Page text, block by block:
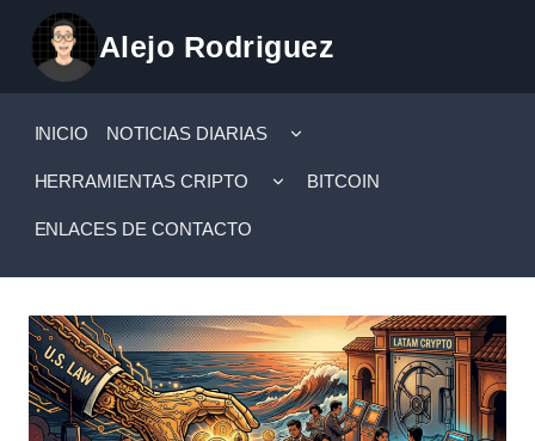
contenido
Alejo Rodriguez
INICIO NOTICIAS DIARIAS
ALTERNAR
HERRAMIENTAS CRIPTO
ALTERNAR
MENÚ
BITCOIN
ENLACES DE CONTACTO